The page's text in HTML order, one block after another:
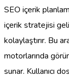
SEO içerik
içerik stratejisi
kolaylaştırır. Bu
motorlarında
sunar. Kullanıcı